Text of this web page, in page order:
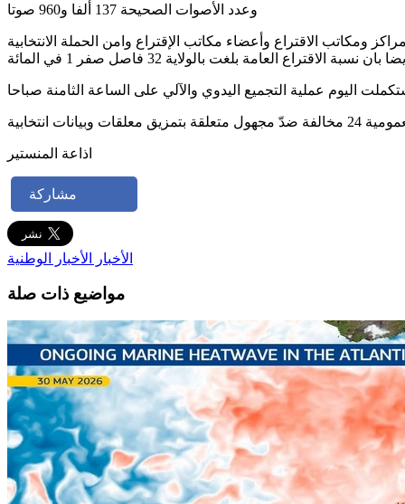
وعدد الأصوات الصحيحة 137 ألفا و960 صوتا
اقتراع موزعين على 185 مركز اقتراع في 13 معتمدية بالجهة، 1893 شخصا بين رؤساء مراكز ومكاتب الاقتراع وأعضاء مكاتب الإقتراع وامن الحملة الانتخابية
اذاعة المنستير
مشاركة
الأخبار الأخبار الوطنية
مواضيع ذات صلة